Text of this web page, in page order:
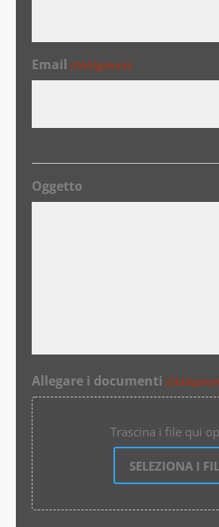
Email (Obbligatorio)
Oggetto
Allegare i documenti
Trascina i file qui
SELEZIONA I